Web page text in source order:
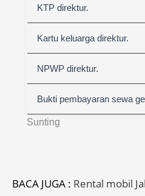
Sunting
KTP direktur.
Kartu keluarga direktur.
NPWP direktur.
Bukti pembayaran sewa
BACA JUGA : Rental mobil